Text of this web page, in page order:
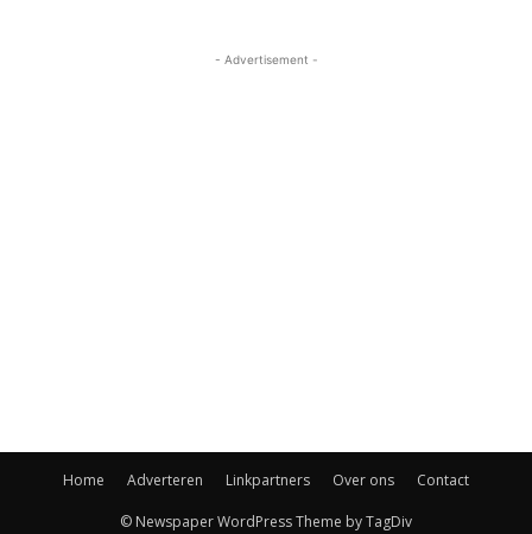
- Advertisement -
Home Adverteren Linkpartners Over ons Contact
© Newspaper WordPress Theme by TagDiv